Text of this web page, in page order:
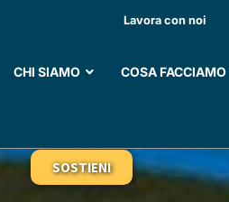
Lavora con noi
CHI SIAMO COSA FACCIAMO
SOSTIENI